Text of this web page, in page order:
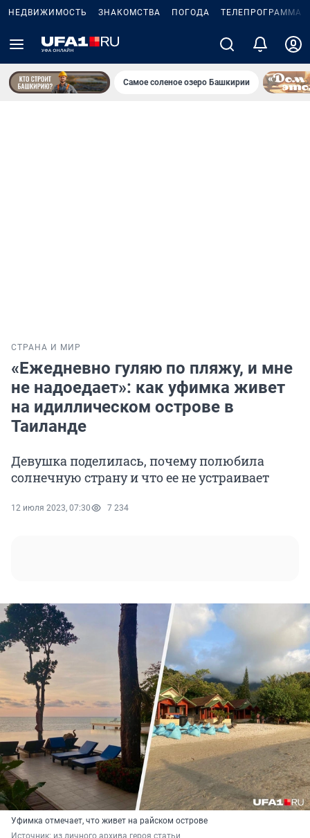
НЕДВИЖИМОСТЬ ЗНАКОМСТВА ПОГОДА ТЕЛЕПРОГРАММА
Самое соленое озеро Башкирии
СТРАНА И МИР
«Ежедневно гуляю по пляжу, и мне
не надоедает»: как уфимка живет
на идиллическом острове в
Таиланде
Девушка поделилась, почему полюбила
солнечную страну и что ее не устраивает
12 июля 2023, 07:30 7 234
Уфимка отмечает, что живет на райском острове